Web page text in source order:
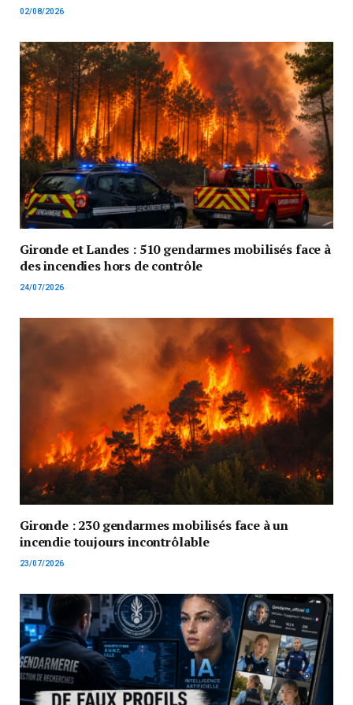
02/08/2026
Gironde et Landes : 510 gendarmes mobilisés face à
des incendies hors de contrôle
24/07/2026
Gironde : 230 gendarmes mobilisés face à un
incendie toujours incontrôlable
23/07/2026